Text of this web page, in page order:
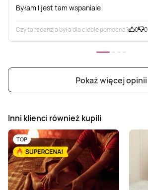
Byłam I jest tam wspaniale
Czy ta recenzja była dla ciebie pomocna? 0 0
Pokaż więcej opinii
Inni klienci również kupili
TOP